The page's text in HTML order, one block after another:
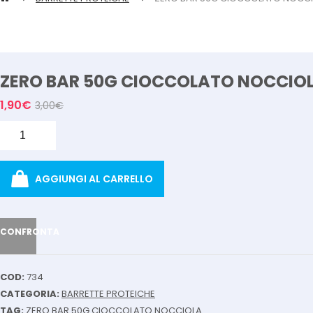
ZERO BAR 50G CIOCCOLATO
1,90€ 3,00€
Quantità
AGGIUNGI AL CARRELLO
CONFRONTA
COD: 734
CATEGORIA: BARRETTE PROTEICHE